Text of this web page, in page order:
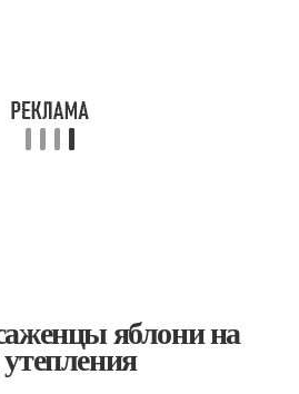
яблони на